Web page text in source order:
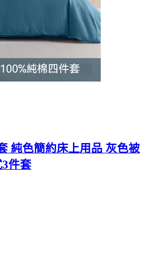
純色簡約床上用品 灰色被
件套